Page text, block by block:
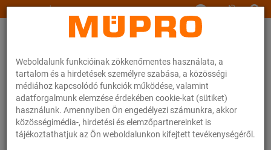
Weboldalunk funkcióinak zökkenőmentes használata, a
tartalom és a hirdetések személyre szabása, a közösségi
médiához kapcsolódó funkciók működése, valamint
adatforgalmunk elemzése érdekében cookie-kat (sütiket)
használunk. Amennyiben Ön engedélyezi számunkra, akkor
közösségimédia-, hirdetési és elemzőpartnereinket is
tájékoztathatjuk az Ön weboldalunkon kifejtett tevékenységéről.
www.muepro.hu
Letöltések